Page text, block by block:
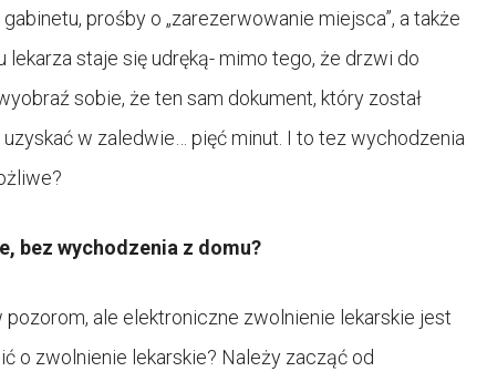
prośby o „zarezerwowanie miejsca”, a także
staje się udręką- mimo tego, że drzwi do
sobie, że ten sam dokument, który został
w zaledwie… pięć minut. I to tez wychodzenia
bez wychodzenia z domu?
ale elektroniczne zwolnienie lekarskie jest
o zwolnienie lekarskie? Należy zacząć od